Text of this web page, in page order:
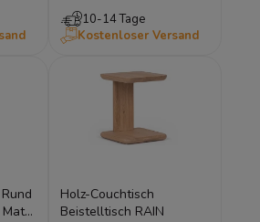
10-14 Tage
Kostenloser Versand
Matt
Holz-Couchtisch
Beistelltisch RAIN